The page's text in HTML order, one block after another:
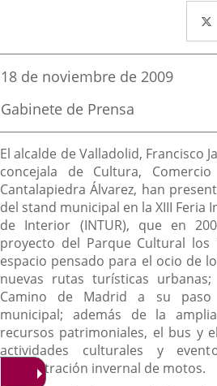
Fecha
la
noticia
18 de noviembre de 2009
Fuente
la
noticia
Gabinete de Prensa
Descripción
El alcalde de Valladolid, Francisco
concejala de Cultura,
Cantalapiedra Álvarez, han
del stand municipal en la XIII Feria
de Interior (INTUR), que en
proyecto del Parque Cultural los
espacio pensado para el ocio de
nuevas rutas turísticas
Camino de Madrid a su
municipal; además de la
recursos patrimoniales, el bus y
actividades culturales y
concentración invernal de motos.